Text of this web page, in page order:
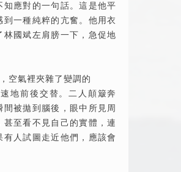
應對的一句話。這是他平
一種純粹的亢奮。他用衣
國斌左肩膀一下，急促地
空氣裡夾雜了變調的
地前後交替。二人顛簸奔
被拋到腦後，眼中所見周
至看不見自己的實體，連
人試圖走近他們，應該會